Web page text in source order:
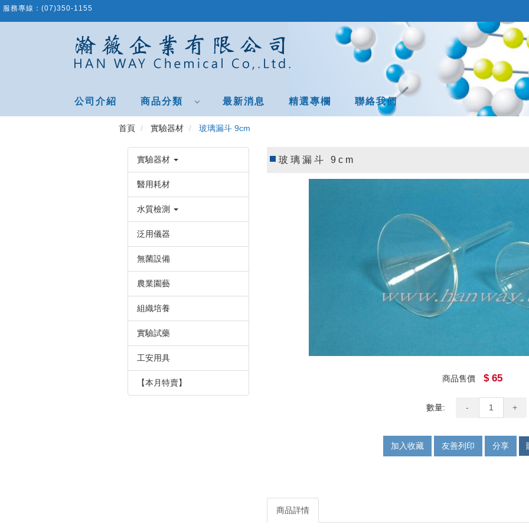
跳
到
服務專線： (07)350-1155
公司介紹 商品分類 最新消息 精選專欄 聯絡我們
首頁 實驗器材 玻璃漏斗 9cm
實驗器材
醫用耗材
水質檢測
泛用儀器
無菌設備
農業園藝
組織培養
實驗試藥
工安用具
【本月特賣】
玻璃漏斗 9cm
商品售價 $ 65
數量: - +
加入收藏 友善列印 分享
商品詳情